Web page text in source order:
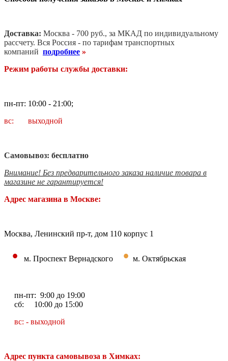
Доставка: Москва - 700 руб., за МКАД по индивидуальному
рассчету. Вся Россия - по тарифам транспортных
компаний подробнее »
Режим работы службы доставки:
пн-пт: 10:00 - 21:00;
вс: выходной
Самовывоз: бесплатно
Внимание! Без предварительного заказа наличие товара в
магазине не гарантируется!
Адрес магазина в Москве:
Москва, Ленинский пр-т, дом 110 корпус 1
• м. Проспект Вернадского • м. Октябрьская
пн-пт: 9:00 до 19:00
сб: 10:00 до 15:00
вс: - выходной
Адрес пункта самовывоза в Химках: